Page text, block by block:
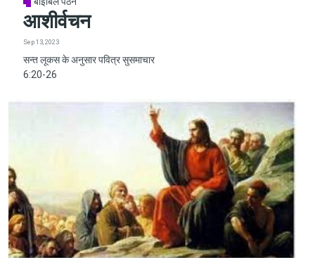
आशीर्वचन
Sep 13, 2023
सन्त लूकस के अनुसार पवित्र सुसमाचार
6:20-26